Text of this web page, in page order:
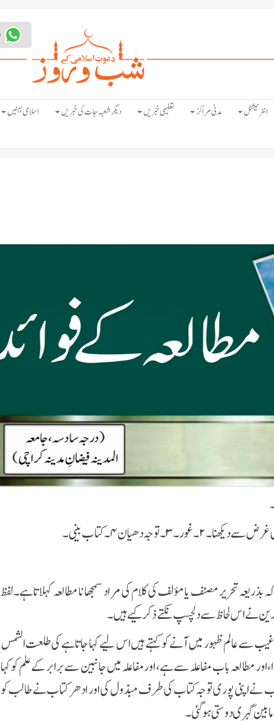
انٹرنیشنل مدنی مراکز تعلیمی خبریں دیگر شعبہ جات کی خبریں اسلامی بہنیں
غرض سے دیکھنا۔۲۔غور۔۳۔ توجہ دھیان۴۔ کتاب بینی ۔
تحریر مصنف یا مؤلف کی کلام کی مراد سمجھانا مطالعہ کہلاتا ہے۔لفظ
نے اس لحاظ سے دلچسپ نکتے ذکر کیے ہیں۔
سے عالم ظہور میں آنے کو کہتے ہیں اس لیے کہا جاتا ہے کیطلعت الشمس
مطالعہ باب مفاعلہ سے ہے، اور مفاعلہ میں جانبین سے برابر کے علم کو کہا
نے اپنی پوری توجہ کتاب کی طرف مبذول کی اور ادھر کتاب نے طالب کو
گہری دوستی ہوگئی۔